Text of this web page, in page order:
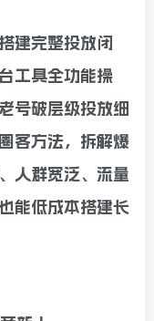
建完整投放闭
工具全功能操
号破层级投放细
客方法，拆解爆
人群宽泛、流量
能低成本搭建长